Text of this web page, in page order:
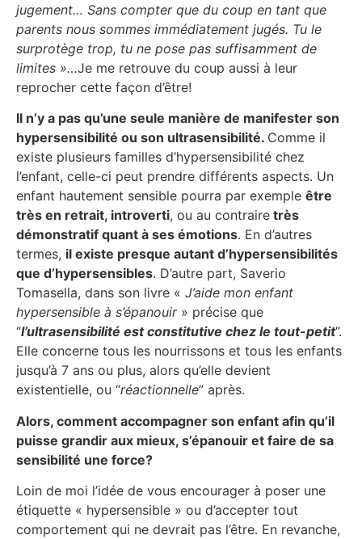
jugement… Sans compter que du coup en tant que
parents nous sommes immédiatement jugés. Tu le
surprotège trop, tu ne pose pas suffisamment de
limites »…Je me retrouve du coup aussi à leur
reprocher cette façon d’être!
Il n’y a pas qu’une seule manière de manifester son
hypersensibilité ou son ultrasensibilité. Comme il
existe plusieurs familles d’hypersensibilité chez
l’enfant, celle-ci peut prendre différents aspects. Un
enfant hautement sensible pourra par exemple être
très en retrait, introverti, ou au contraire très
démonstratif quant à ses émotions. En d’autres
termes, il existe presque autant d’hypersensibilités
que d’hypersensibles. D’autre part, Saverio
Tomasella, dans son livre « J’aide mon enfant
hypersensible à s’épanouir » précise que
“l’ultrasensibilité est constitutive chez le tout-petit”.
Elle concerne tous les nourrissons et tous les enfants
jusqu’à 7 ans ou plus, alors qu’elle devient
existentielle, ou “réactionnelle” après.
Alors, comment accompagner son enfant afin qu’il
puisse grandir aux mieux, s’épanouir et faire de sa
sensibilité une force?
Loin de moi l’idée de vous encourager à poser une
étiquette « hypersensible » ou d’accepter tout
comportement qui ne devrait pas l’être. En revanche,